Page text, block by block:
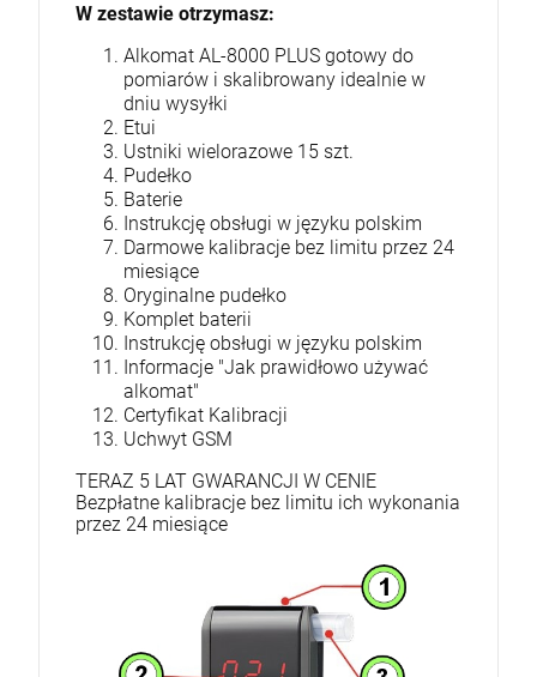
W zestawie otrzymasz:
Alkomat AL-8000 PLUS gotowy do
pomiarów i skalibrowany idealnie w
dniu wysyłki
Etui
Ustniki wielorazowe 15 szt.
Pudełko
Baterie
Instrukcję obsługi w języku polskim
Darmowe kalibracje bez limitu przez 24
miesiące
Oryginalne pudełko
Komplet baterii
Instrukcję obsługi w języku polskim
Informacje "Jak prawidłowo używać
alkomat"
Certyfikat Kalibracji
Uchwyt GSM
TERAZ 5 LAT GWARANCJI W CENIE
Bezpłatne kalibracje bez limitu ich wykonania
przez 24 miesiące